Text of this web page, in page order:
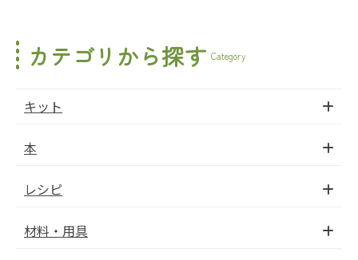
カテゴリから探す Category
キット
本
レシピ
材料・用具